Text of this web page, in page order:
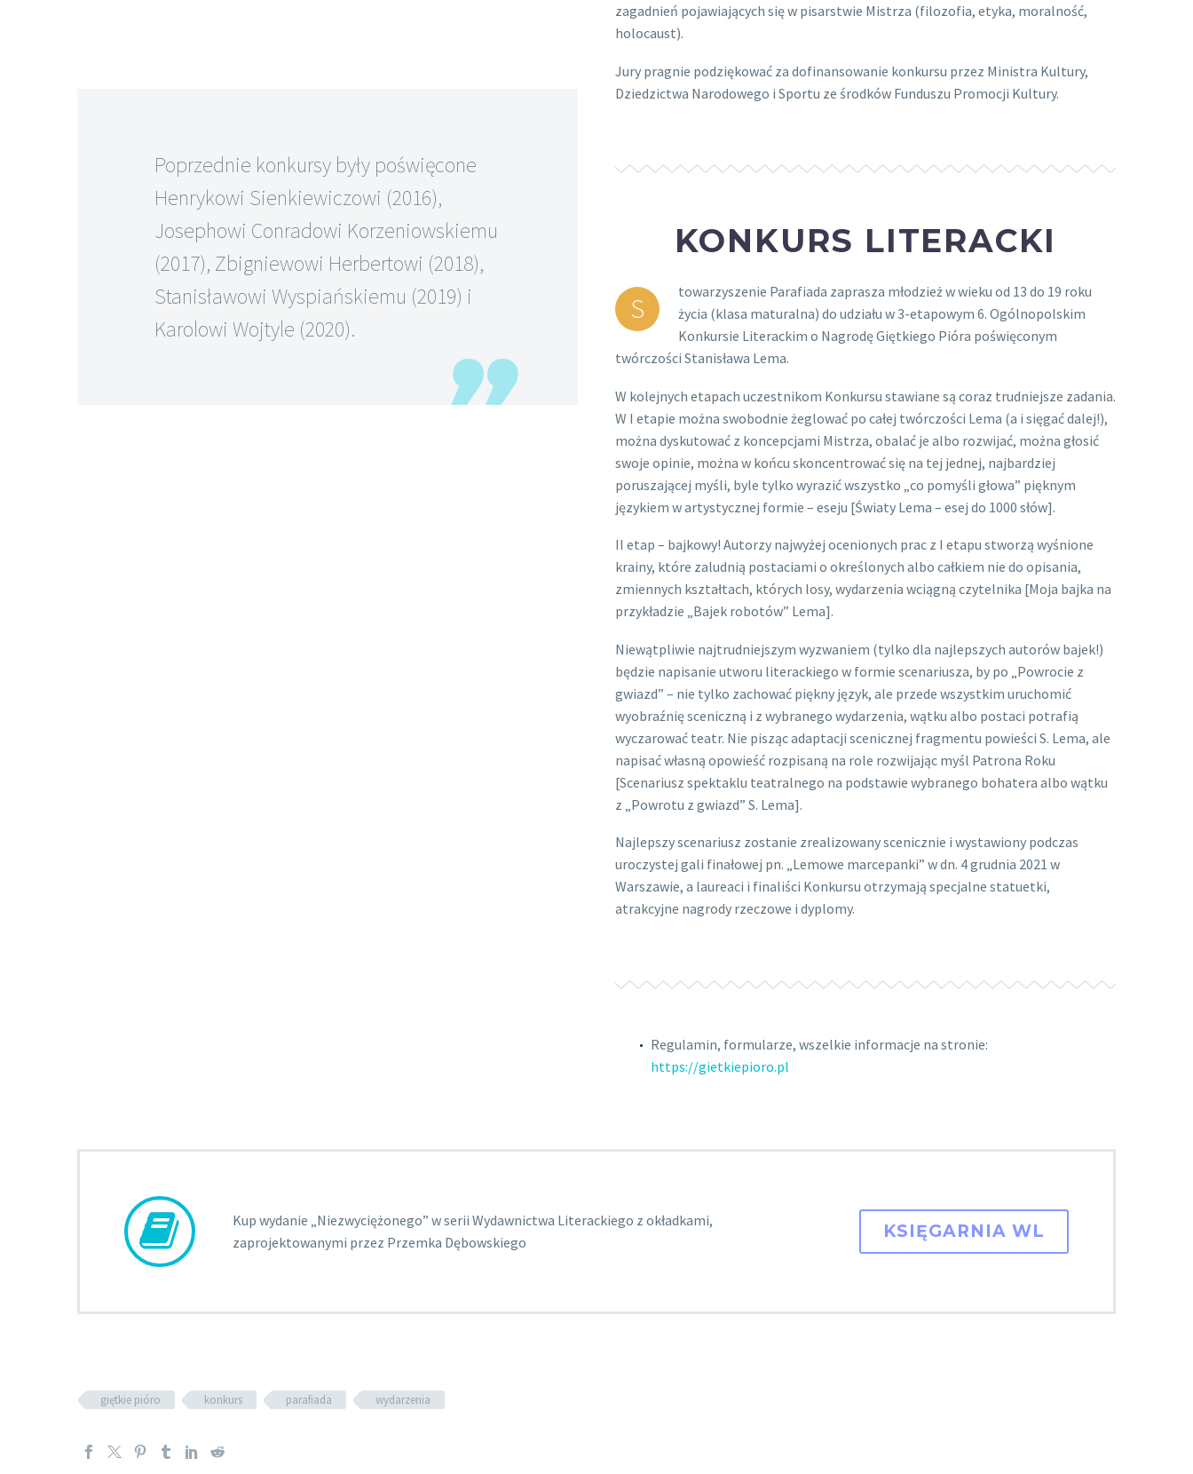
Poprzednie konkursy były poświęcone
Henrykowi Sienkiewiczowi (2016),
Josephowi Conradowi Korzeniowskiemu
(2017), Zbigniewowi Herbertowi (2018),
Stanisławowi Wyspiańskiemu (2019) i
Karolowi Wojtyle (2020).
zagadnień pojawiających się w pisarstwie Mistrza (filozofia, etyka, moralność,
holocaust).
Jury pragnie podziękować za dofinansowanie konkursu przez Ministra Kultury,
Dziedzictwa Narodowego i Sportu ze środków Funduszu Promocji Kultury.
KONKURS LITERACKI
S
towarzyszenie Parafiada zaprasza młodzież w wieku od 13 do 19 roku
życia (klasa maturalna) do udziału w 3-etapowym 6. Ogólnopolskim
Konkursie Literackim o Nagrodę Giętkiego Pióra poświęconym
twórczości Stanisława Lema.
W kolejnych etapach uczestnikom Konkursu stawiane są coraz trudniejsze zadania.
W I etapie można swobodnie żeglować po całej twórczości Lema (a i sięgać dalej!),
można dyskutować z koncepcjami Mistrza, obalać je albo rozwijać, można głosić
swoje opinie, można w końcu skoncentrować się na tej jednej, najbardziej
poruszającej myśli, byle tylko wyrazić wszystko „co pomyśli głowa” pięknym
językiem w artystycznej formie – eseju [Światy Lema – esej do 1000 słów].
II etap – bajkowy! Autorzy najwyżej ocenionych prac z I etapu stworzą wyśnione
krainy, które zaludnią postaciami o określonych albo całkiem nie do opisania,
zmiennych kształtach, których losy, wydarzenia wciągną czytelnika [Moja bajka na
przykładzie „Bajek robotów” Lema].
Niewątpliwie najtrudniejszym wyzwaniem (tylko dla najlepszych autorów bajek!)
będzie napisanie utworu literackiego w formie scenariusza, by po „Powrocie z
gwiazd” – nie tylko zachować piękny język, ale przede wszystkim uruchomić
wyobraźnię sceniczną i z wybranego wydarzenia, wątku albo postaci potrafią
wyczarować teatr. Nie pisząc adaptacji scenicznej fragmentu powieści S. Lema, ale
napisać własną opowieść rozpisaną na role rozwijając myśl Patrona Roku
[Scenariusz spektaklu teatralnego na podstawie wybranego bohatera albo wątku
z „Powrotu z gwiazd” S. Lema].
Najlepszy scenariusz zostanie zrealizowany scenicznie i wystawiony podczas
uroczystej gali finałowej pn. „Lemowe marcepanki” w dn. 4 grudnia 2021 w
Warszawie, a laureaci i finaliści Konkursu otrzymają specjalne statuetki,
atrakcyjne nagrody rzeczowe i dyplomy.
Regulamin, formularze, wszelkie informacje na stronie:
https://gietkiepioro.pl


Kup wydanie „Niezwyciężonego” w serii Wydawnictwa Literackiego z okładkami,
zaprojektowanymi przez Przemka Dębowskiego
KSIĘGARNIA WL
giętkie pióro konkurs parafiada wydarzenia